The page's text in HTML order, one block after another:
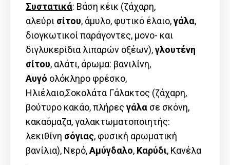
Συστατικά: Βάση κέικ (ζάχαρη,
αλεύρι σίτου, άμυλο, φυτικό έλαιο,γάλα,
διογκωτικοί παράγοντες, μονο- και
διγλυκερίδια λιπαρών οξέων),γλουτένη
σίτου, αλάτι, άρωμα: βανιλίνη,
Αυγό ολόκληρο φρέσκο,
Ηλιέλαιο,Σοκολάτα Γάλακτος (ζάχαρη,
βούτυρο κακάο, πλήρες γάλα σε σκόνη,
κακαόμαζα, γαλακτωματοποιητής:
λεκιθίνη σόγιας, φυσική αρωματική
βανίλια), Νερό,Αμύγδαλο, Καρύδι, Κανέλα